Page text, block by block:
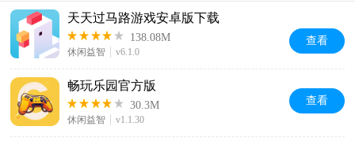
天天过马路游戏安卓版下载
138.08M
休闲益智 v6.1.0
查看
畅玩乐园官方版
30.3M
休闲益智 v1.1.30
查看